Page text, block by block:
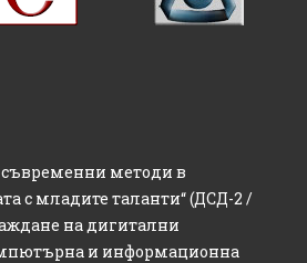
методи в
с младите таланти“ (ДСД-2 /
на дигитални
и информационна